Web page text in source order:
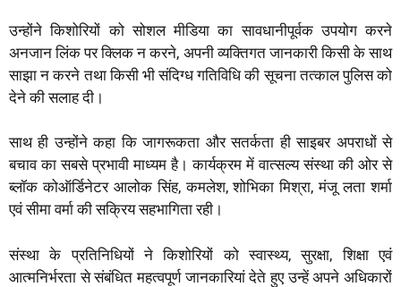
p
k
m
उन्होंने किशोरियों को सोशल मीडिया का सावधानीपूर्वक उपयोग करने
अनजान लिंक पर क्लिक न करने, अपनी व्यक्तिगत जानकारी किसी के साथ
साझा न करने तथा किसी भी संदिग्ध गतिविधि की सूचना तत्काल पुलिस को
देने की सलाह दी।
साथ ही उन्होंने कहा कि जागरूकता और सतर्कता ही साइबर अपराधों से
बचाव का सबसे प्रभावी माध्यम है। कार्यक्रम में वात्सल्य संस्था की ओर से
ब्लॉक कोऑर्डिनेटर आलोक सिंह, कमलेश, शोभिका मिश्रा, मंजू लता शर्मा
एवं सीमा वर्मा की सक्रिय सहभागिता रही।
संस्था के प्रतिनिधियों ने किशोरियों को स्वास्थ्य, सुरक्षा, शिक्षा एवं
आत्मनिर्भरता से संबंधित महत्वपूर्ण जानकारियां देते हुए उन्हें अपने अधिकारों